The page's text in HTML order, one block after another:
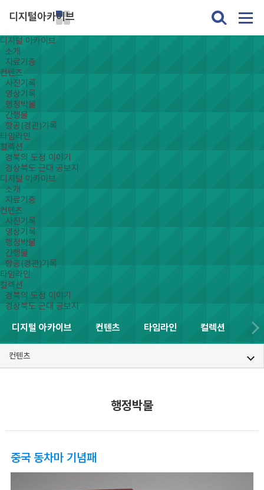
디지털아카이브
디지털 아카이브
소개
자료기증
컨텐츠
사진기록
영상기록
행정박물
간행물
항공(경관)기록
타임라인
컬렉션
경북의 도정 이야기
경상북도 근대 공보지
디지털 아카이브
소개
자료기증
컨텐츠
사진기록
영상기록
행정박물
간행물
항공(경관)기록
타임라인
컬렉션
경북의 도정 이야기
경상북도 근대 공보지
디지털 아카이브 컨텐츠 타임라인 컬렉션
컨텐츠
행정박물
중국 동차마 기념패